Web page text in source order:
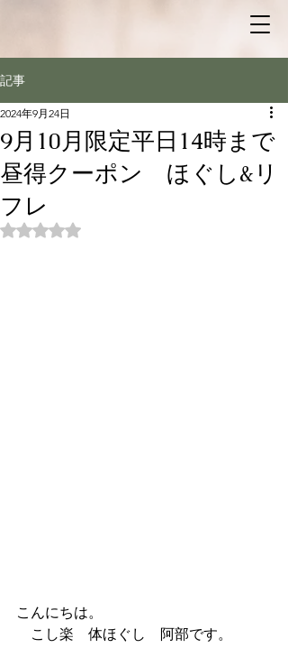
記事
9月10月限定平日14時まで
昼得クーポン ほぐし&リ
フレ
2024年9月24日
5つ星のうちNaNと評価されています。
こんにちは。
こし楽　体ほぐし　阿部です。